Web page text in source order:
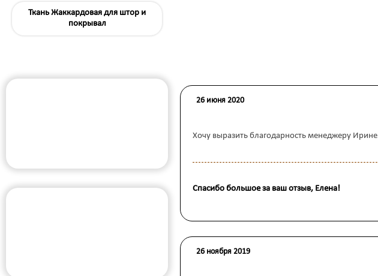
Ткань Жаккардовая для штор и
покрывал
26 июня 2020
Хочу выразить благодарность менеджеру
Спасибо большое за ваш отзыв, Елена!
26 ноября 2019